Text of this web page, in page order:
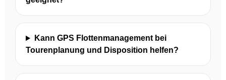
Kann GPS Flottenmanagement bei
Tourenplanung und Disposition helfen?